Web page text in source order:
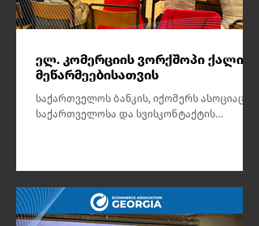
ელ. კომერციის ვორქშოპი ქალი
მეწარმეებისათვის
საქართველოს ბანკის, იქომერს ასოციაცია
საქართველოსა და სვისკონტაქტის